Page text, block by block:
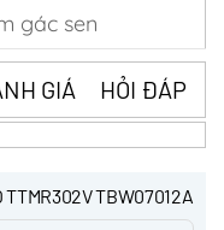
gác sen
GIÁ HỎI ĐÁP
TBW07012A